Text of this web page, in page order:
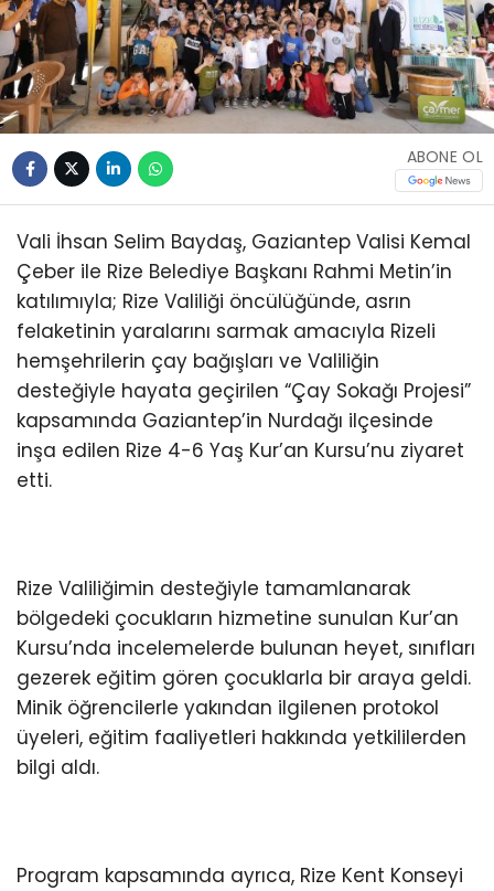
ABONE OL
Vali İhsan Selim Baydaş, Gaziantep Valisi Kemal
Çeber ile Rize Belediye Başkanı Rahmi Metin’in
katılımıyla; Rize Valiliği öncülüğünde, asrın
felaketinin yaralarını sarmak amacıyla Rizeli
hemşehrilerin çay bağışları ve Valiliğin
desteğiyle hayata geçirilen “Çay Sokağı Projesi”
kapsamında Gaziantep’in Nurdağı ilçesinde
inşa edilen Rize 4-6 Yaş Kur’an Kursu’nu ziyaret
etti.
Rize Valiliğimin desteğiyle tamamlanarak
bölgedeki çocukların hizmetine sunulan Kur’an
Kursu’nda incelemelerde bulunan heyet, sınıfları
gezerek eğitim gören çocuklarla bir araya geldi.
Minik öğrencilerle yakından ilgilenen protokol
üyeleri, eğitim faaliyetleri hakkında yetkililerden
bilgi aldı.
Program kapsamında ayrıca, Rize Kent Konseyi